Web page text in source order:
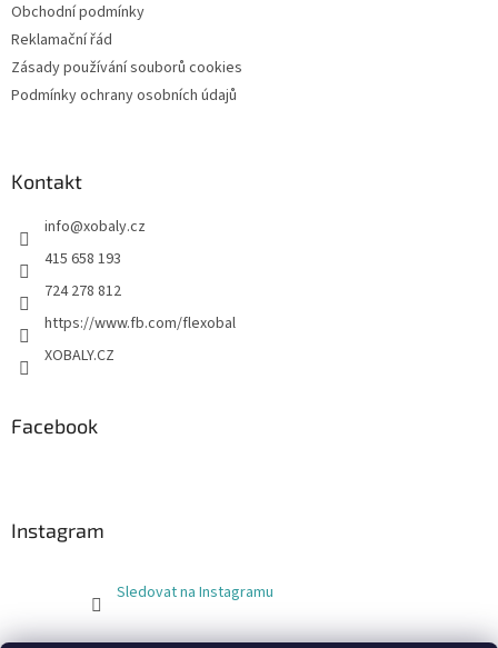
Obchodní podmínky
Reklamační řád
Zásady používání souborů cookies
Podmínky ochrany osobních údajů
Kontakt
info@xobaly.cz
415 658 193
724 278 812
https://www.fb.com/flexobal
XOBALY.CZ
Facebook
Instagram
Sledovat na Instagramu